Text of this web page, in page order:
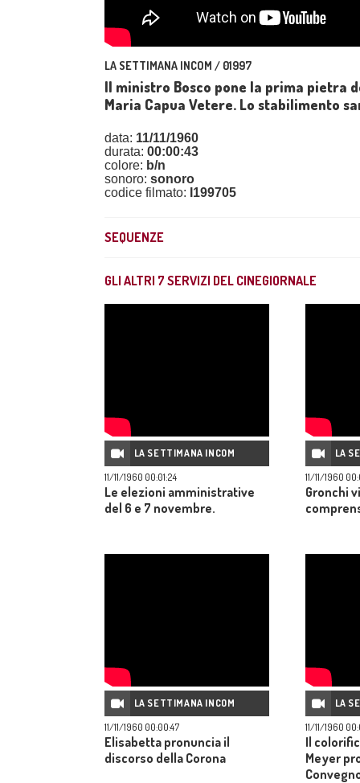
LA SETTIMANA INCOM / 01997
Il ministro Bosco pone la prima pietra
Maria Capua Vetere. Lo stabilimento
data: 11/11/1960
durata: 00:00:43
colore: b/n
sonoro: sonoro
codice filmato: I199705
SEQUENZE
GLI ALTRI 7 SERVIZI DEL CINEGIORNALE
LA SETTIMANA INCOM
11/11/1960 00:01:24
Le elezioni amministrative
del 6 e 7 novembre.
LA
11/11/1960
Gronchi
LA SETTIMANA INCOM
11/11/1960 00:00:47
Elisabetta pronuncia il
discorso della Corona
LA
11/11/1960
Il
Meyer